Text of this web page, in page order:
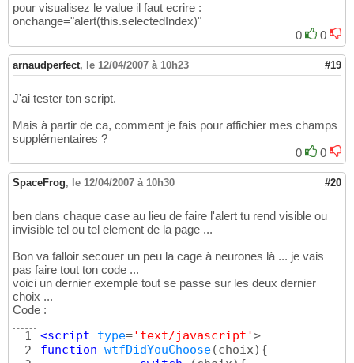
18
19
21
22
24
<optgroup label='faites votre choix'
  <
option value="0">Non attribué</option>
>Attribué</option>
  <
option value="2">Pr&ecirc;t</option>
</optgroup>
</body>
pour visualisez le value il faut ecrire :
onchange="alert(this.selectedIndex)"
0
0
arnaudperfect, le 12/04/2007 à 10h23 #19
J'ai tester ton script.
Mais à partir de ca, comment je fais pour affichier mes champs
supplémentaires ?
0
0
SpaceFrog, le 12/04/2007 à 10h30 #20
ben dans chaque case au lieu de faire l'alert tu rend visible ou
invisible tel ou tel element de la page ...
Bon va falloir secouer un peu la cage à neurones là ... je vais
pas faire tout ton code ...
voici un dernier exemple tout se passe sur les deux dernier
choix ...
Code :
1
2
<script type='text/javascript'
function wtfDidYouChoose(choix) {